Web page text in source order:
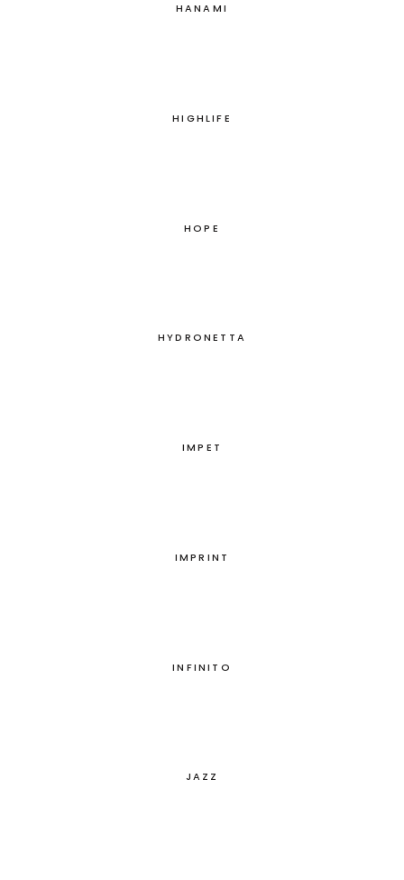
HANAMI
HIGHLIFE
HOPE
HYDRONETTA
IMPET
IMPRINT
INFINITO
JAZZ